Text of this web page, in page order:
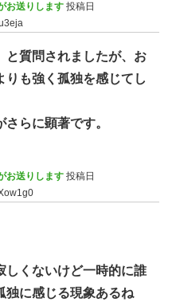
お送りします 投稿日
と質問されましたが、お
りも強く孤独を感じてし
らに顕著です。
お送りします 投稿日
しくないけど一時的に誰
独に感じる現象あるね